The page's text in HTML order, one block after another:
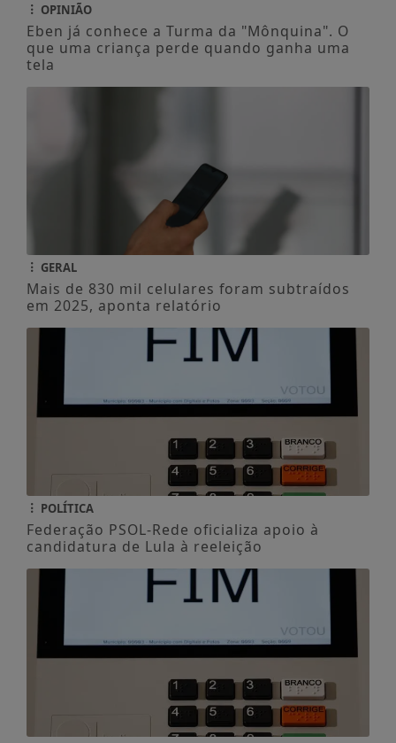
OPINIÃO
Eben já conhece a Turma da "Mônquina". O
que uma criança perde quando ganha uma
tela
GERAL
Mais de 830 mil celulares foram subtraídos
em 2025, aponta relatório
POLÍTICA
Federação PSOL-Rede oficializa apoio à
candidatura de Lula à reeleição